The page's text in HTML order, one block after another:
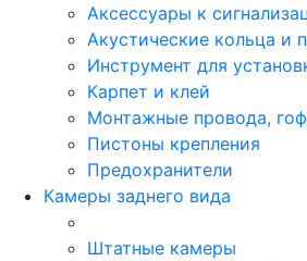
Аксессуары к
Акустические кольца и
Инструмент для
Карпет и клей
Монтажные провода,
Пистоны крепления
Предохранители
Камеры заднего вида
Штатные камеры